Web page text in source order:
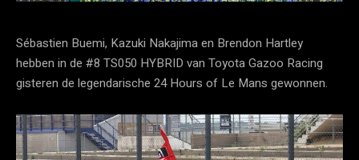
Sébastien Buemi, Kazuki Nakajima en Brendon Hartley
hebben in de #8 TS050 HYBRID van Toyota Gazoo Racing
gisteren de legendarische 24 Hours of Le Mans gewonnen.